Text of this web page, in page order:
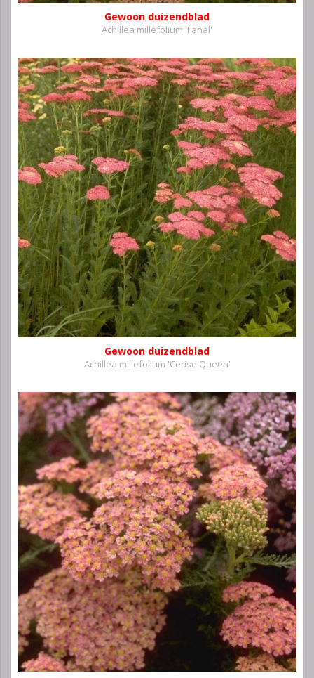
Gewoon duizendblad
Achillea millefolium 'Fanal'
Gewoon duizendblad
Achillea millefolium 'Cerise Queen'